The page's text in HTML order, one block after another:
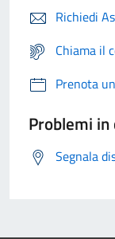
Richiedi
Chiama il
Prenota
Problemi
Segnala